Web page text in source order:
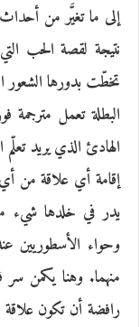
إلى ما تغيَّر من أحداث
نتيجة لقصة الحب
تخطّت بدورها الشعور
البطلة تعمل مترجمة
الهادئ الذي يريد
إقامة أي علاقة من
يدر في خلدها شيء
وحواء الأسطوريين
منهما. وهنا يكمن سر
رافضة أن تكون علاقة